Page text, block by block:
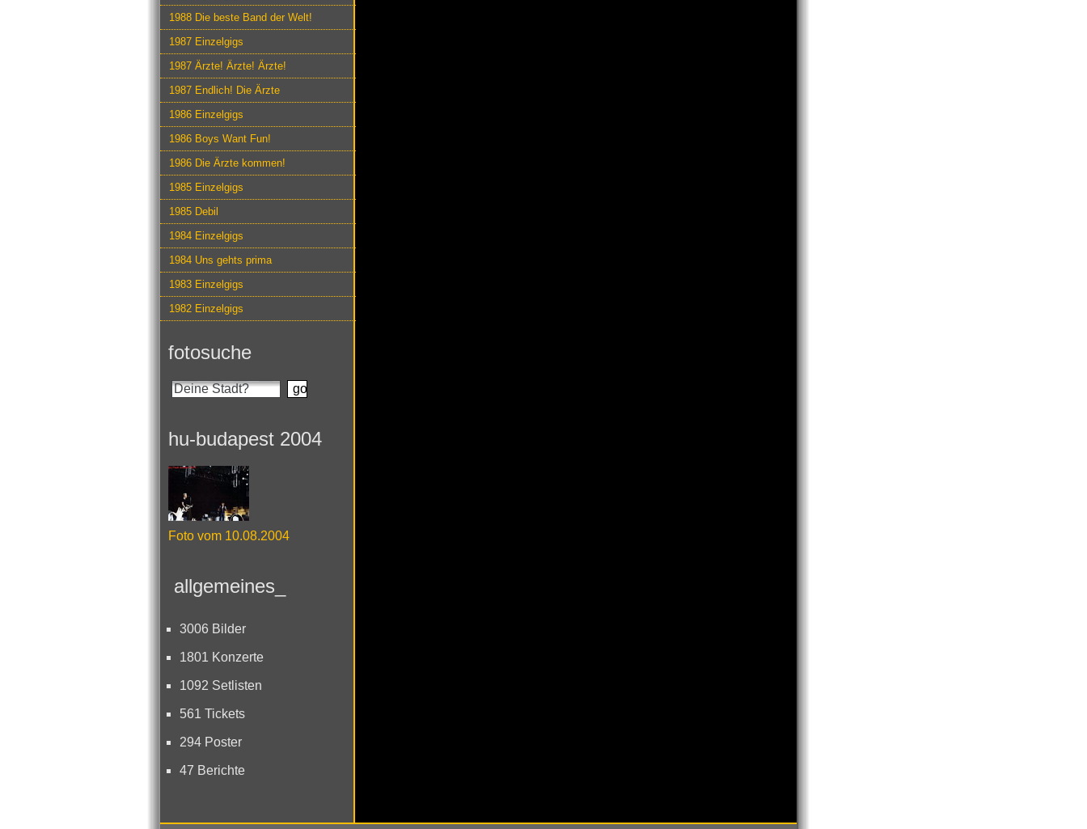
1988 Die beste Band der Welt!
1987 Einzelgigs
1987 Ärzte! Ärzte! Ärzte!
1987 Endlich! Die Ärzte
1986 Einzelgigs
1986 Boys Want Fun!
1986 Die Ärzte kommen!
1985 Einzelgigs
1985 Debil
1984 Einzelgigs
1984 Uns gehts prima
1983 Einzelgigs
1982 Einzelgigs
fotosuche
hu-budapest 2004
Foto vom 10.08.2004
allgemeines_
3006 Bilder
1801 Konzerte
1092 Setlisten
561 Tickets
294 Poster
47 Berichte